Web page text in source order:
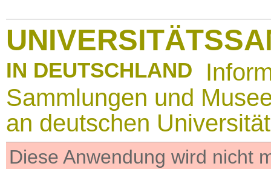
IN DEUTSCHLAND
Sammlungen und
an deutschen
Diese Anwendung wird nicht